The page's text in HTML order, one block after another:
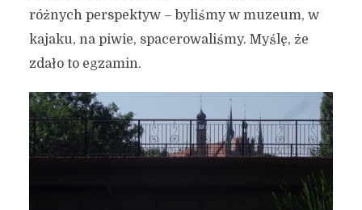
różnych perspektyw – byliśmy w muzeum, w
kajaku, na piwie, spacerowaliśmy. Myślę, że
zdało to egzamin.